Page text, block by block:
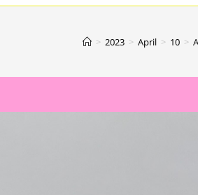
> 2023 > April > 10 >